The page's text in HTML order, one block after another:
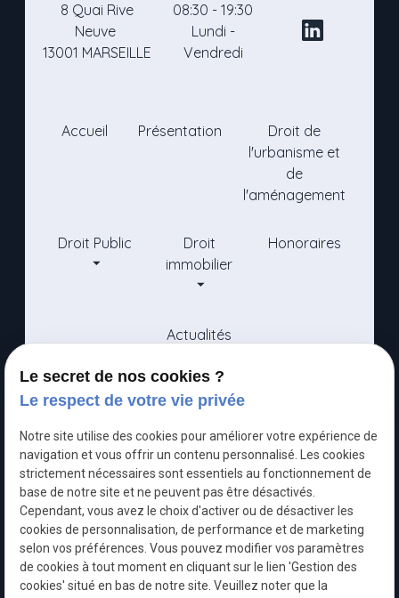
8 Quai Rive
Neuve
13001 MARSEILLE
08:30 - 19:30
Lundi -
Vendredi
Accueil Présentation
Droit de
l'urbanisme et
de
l'aménagement
Droit Public
Droit
immobilier
Honoraires
Actualités
l'urbanisme et droit immobilier à Marseille. Conseil et
Mentions légales
Politique de
confidentialité
Gestion
Plan du
Siret :
53036310000088
Le secret de nos cookies ?
Le respect de votre vie privée
Notre site utilise des cookies pour améliorer votre expérience de
navigation et vous offrir un contenu personnalisé. Les cookies
strictement nécessaires sont essentiels au fonctionnement de
base de notre site et ne peuvent pas être désactivés.
Cependant, vous avez le choix d'activer ou de désactiver les
cookies de personnalisation, de performance et de marketing
selon vos préférences. Vous pouvez modifier vos paramètres
de cookies à tout moment en cliquant sur le lien 'Gestion des
cookies' situé en bas de notre site. Veuillez noter que la